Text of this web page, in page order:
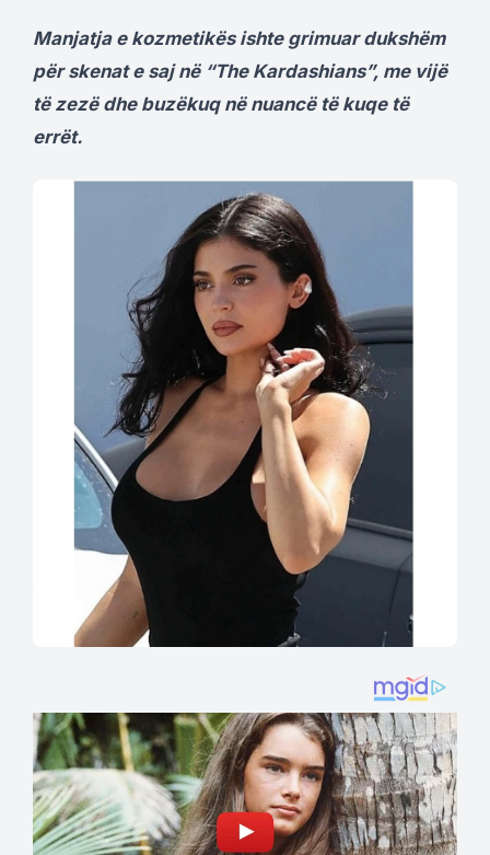
Manjatja e kozmetikës ishte grimuar dukshëm
për skenat e saj në “The Kardashians”, me vijë
të zezë dhe buzëkuq në nuancë të kuqe të
errët.